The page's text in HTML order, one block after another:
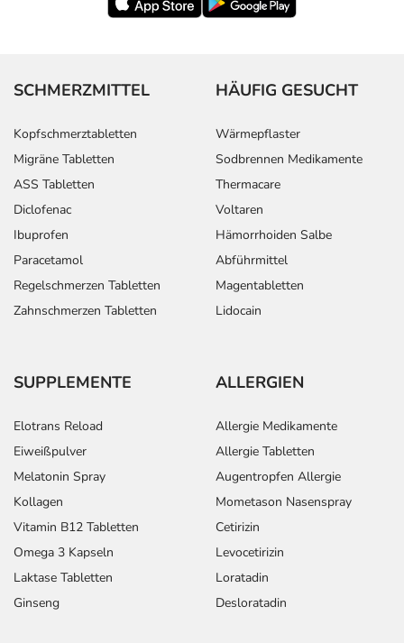
SCHMERZMITTEL
Kopfschmerztabletten
Migräne Tabletten
ASS Tabletten
Diclofenac
Ibuprofen
Paracetamol
Regelschmerzen Tabletten
Zahnschmerzen Tabletten
HÄUFIG GESUCHT
Wärmepflaster
Sodbrennen Medikamente
Thermacare
Voltaren
Hämorrhoiden Salbe
Abführmittel
Magentabletten
Lidocain
SUPPLEMENTE
Elotrans Reload
Eiweißpulver
Melatonin Spray
Kollagen
Vitamin B12 Tabletten
Omega 3 Kapseln
Laktase Tabletten
Ginseng
ALLERGIEN
Allergie Medikamente
Allergie Tabletten
Augentropfen Allergie
Mometason Nasenspray
Cetirizin
Levocetirizin
Loratadin
Desloratadin